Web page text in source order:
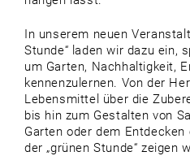
In unserem neuen
Stunde“ laden wir dazu ein,
um Garten, Nachhaltigkeit,
kennenzulernen. Von der
Lebensmittel über die
bis hin zum Gestalten von
Garten oder dem
der „grünen Stunde“ zeigen